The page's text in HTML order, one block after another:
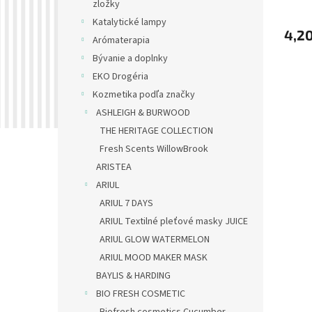
zložky
Katalytické lampy
Arómaterapia
Bývanie a doplnky
EKO Drogéria
Kozmetika podľa značky
ASHLEIGH & BURWOOD
THE HERITAGE COLLECTION
Fresh Scents WillowBrook
ARISTEA
ARIUL
ARIUL 7 DAYS
ARIUL Textilné pleťové masky JUICE
ARIUL GLOW WATERMELON
ARIUL MOOD MAKER MASK
BAYLIS & HARDING
BIO FRESH COSMETIC